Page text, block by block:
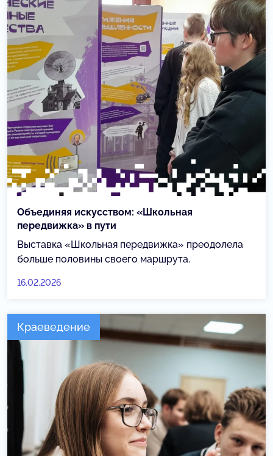
Объединяя искусством: «Школьная
передвижка» в пути
Выставка «Школьная передвижка» преодолела
больше половины своего маршрута.
16.02.2026
Краеведение